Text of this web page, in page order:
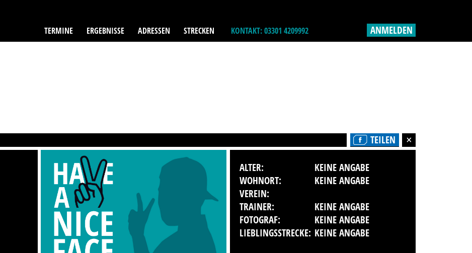
TERMINE ERGEBNISSE ADRESSEN STRECKEN KONTAKT: 03301 4209992 ANMELDEN
TEILEN
ALTER:
KEINE ANGABE
WOHNORT:
KEINE ANGABE
VEREIN:
TRAINER:
KEINE ANGABE
FOTOGRAF:
KEINE ANGABE
LIEBLINGSSTRECKE: KEINE ANGABE